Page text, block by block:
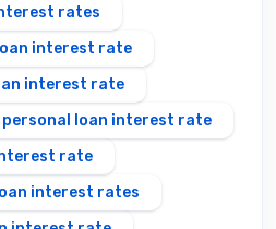
rates
interest rate
interest rate
loan interest rate
rate
interest rates